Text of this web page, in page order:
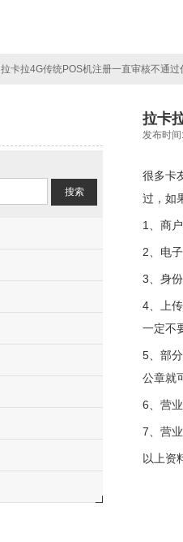
拉卡拉4G传统POS机注册一直审核不通过
拉卡
发布时
很多卡
过，如
1、商
2、电
3、身
4、上
一定不
5、部
公章就
6、营
7、营
以上资